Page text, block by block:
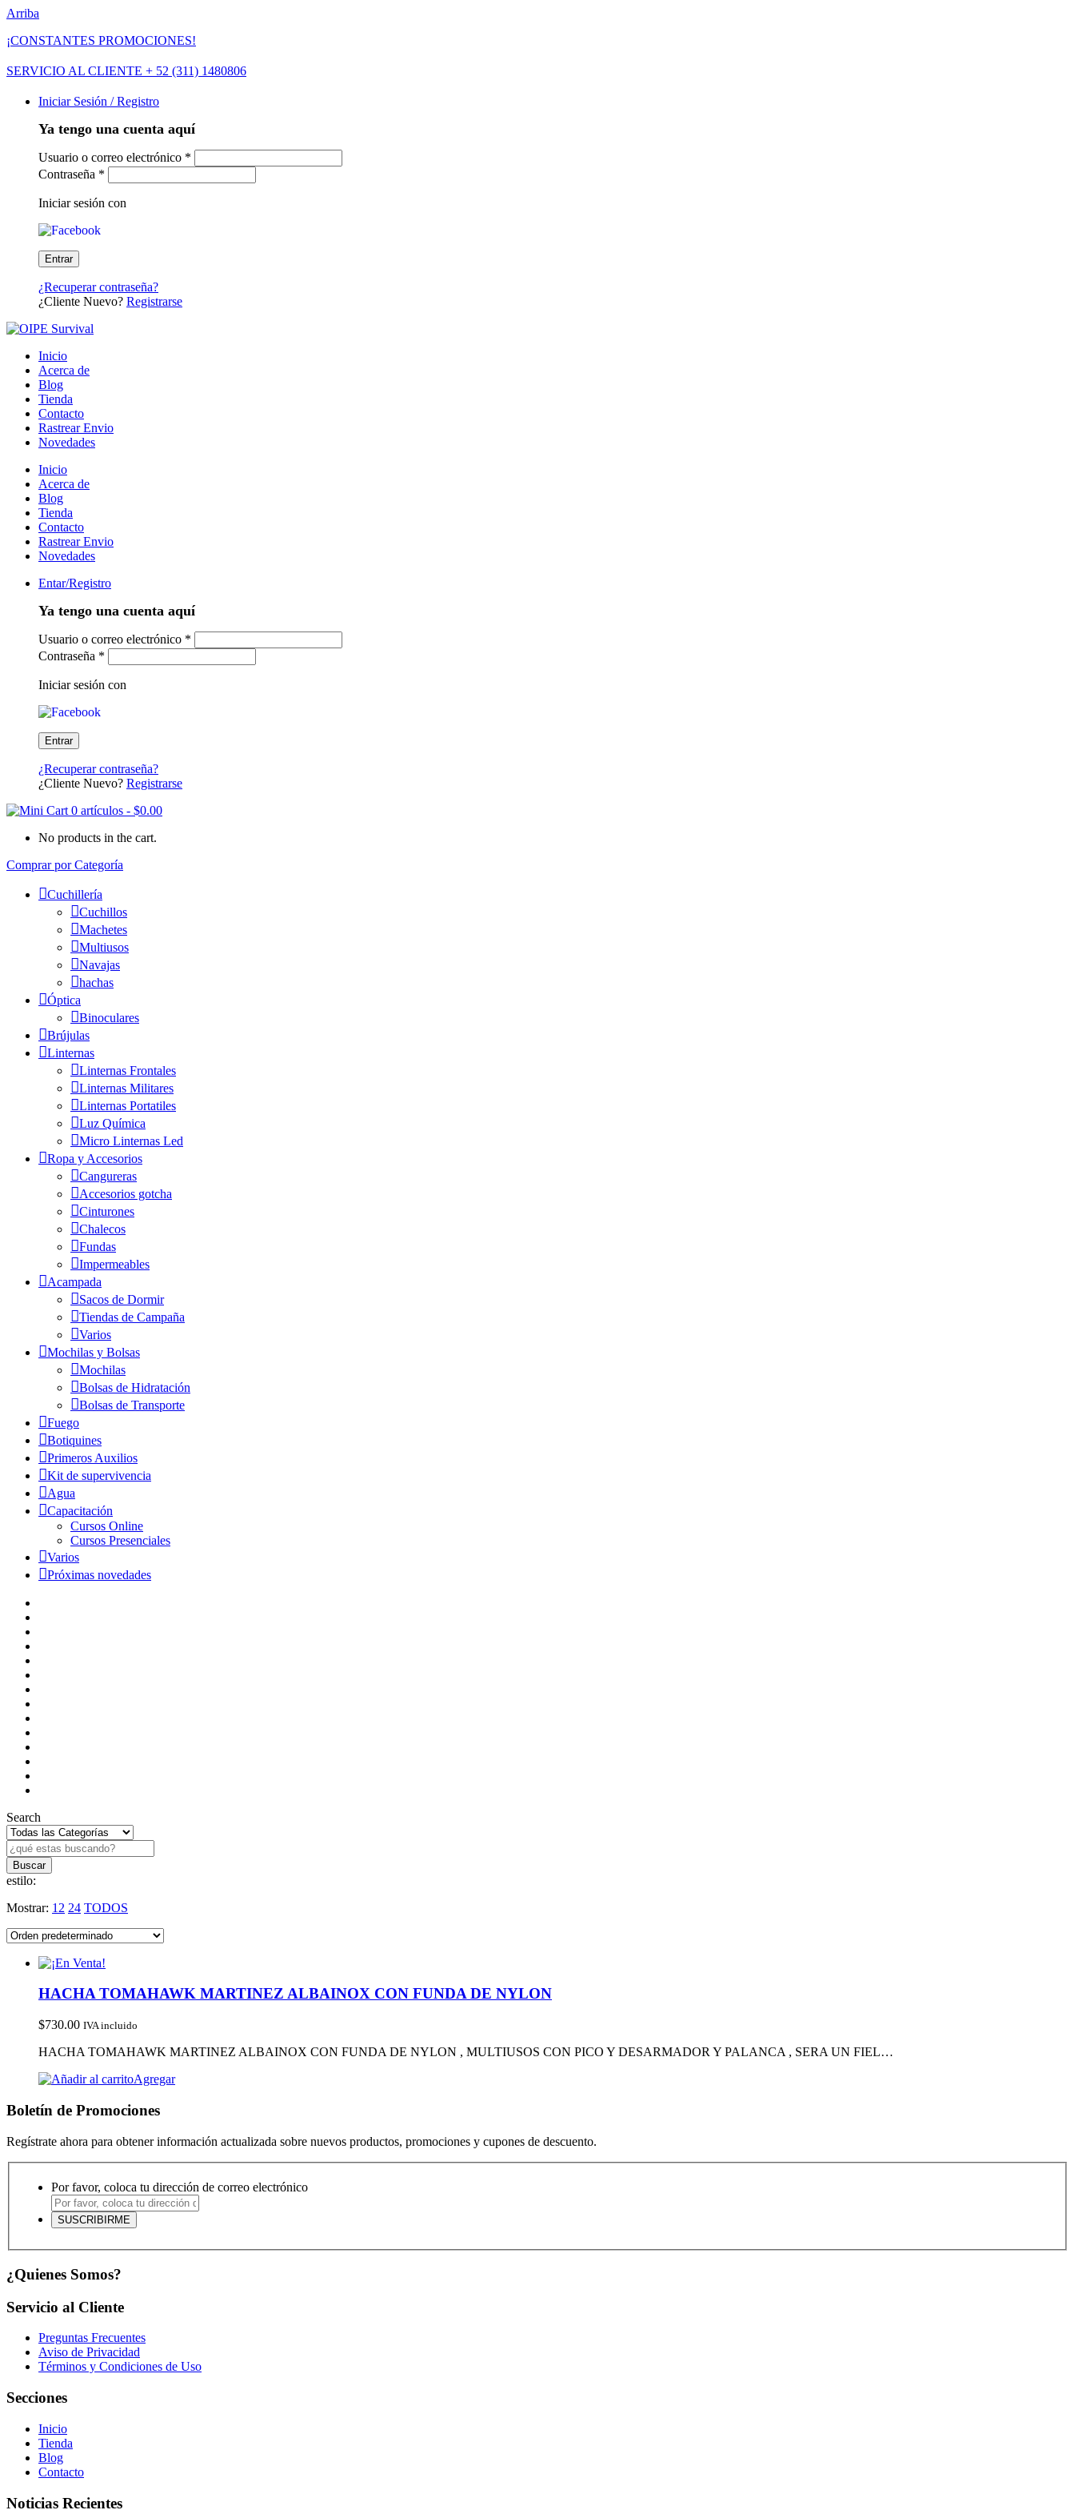
Arriba
¡CONSTANTES PROMOCIONES!
SERVICIO AL CLIENTE + 52 (311) 1480806
Iniciar Sesión / Registro
Ya tengo una cuenta aquí
Usuario o correo electrónico *
Contraseña *
Iniciar sesión con
¿Recuperar contraseña?
¿Cliente Nuevo? Registrarse
Inicio
Acerca de
Blog
Tienda
Contacto
Rastrear Envio
Novedades
Inicio
Acerca de
Blog
Tienda
Contacto
Rastrear Envio
Novedades
Entar/Registro
Ya tengo una cuenta aquí
Usuario o correo electrónico *
Contraseña *
Iniciar sesión con
¿Recuperar contraseña?
¿Cliente Nuevo? Registrarse
0 artículos - $0.00
No products in the cart.
Comprar por Categoría
Cuchillería
Cuchillos
Machetes
Multiusos
Navajas
hachas
Óptica
Binoculares
Brújulas
Linternas
Linternas Frontales
Linternas Militares
Linternas Portatiles
Luz Química
Micro Linternas Led
Ropa y Accesorios
Cangureras
Accesorios gotcha
Cinturones
Chalecos
Fundas
Impermeables
Acampada
Sacos de Dormir
Tiendas de Campaña
Varios
Mochilas y Bolsas
Mochilas
Bolsas de Hidratación
Bolsas de Transporte
Fuego
Botiquines
Primeros Auxilios
Kit de supervivencia
Agua
Capacitación
Cursos Online
Cursos Presenciales
Varios
Próximas novedades
Search
estilo:
Mostrar: 12 24 TODOS
HACHA TOMAHAWK MARTINEZ ALBAINOX CON FUNDA DE NYLON
$730.00 IVA incluido
HACHA TOMAHAWK MARTINEZ ALBAINOX CON FUNDA DE NYLON , MULTIUSOS CON PICO Y DESARMADOR Y PALANCA , SERA UN FIEL…
Agregar
Boletín de Promociones
Regístrate ahora para obtener información actualizada sobre nuevos productos, promociones y cupones de descuento.
Por favor, coloca tu dirección de correo electrónico
¿Quienes Somos?
Servicio al Cliente
Preguntas Frecuentes
Aviso de Privacidad
Términos y Condiciones de Uso
Secciones
Inicio
Tienda
Blog
Contacto
Noticias Recientes